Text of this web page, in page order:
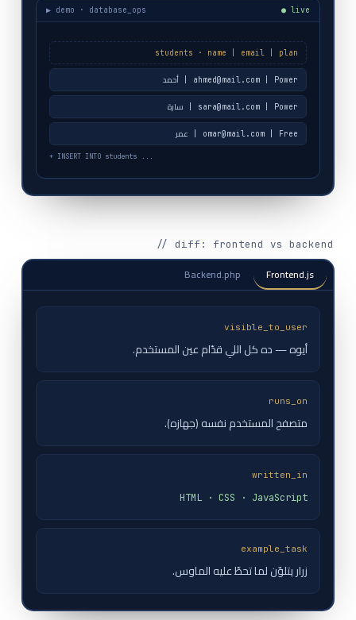
▶ demo · database_ops ● live
students · name | email | plan
أحمد | ahmed@mail.com | Power
سارة | sara@mail.com | Power
عمر | omar@mail.com | Free
// diff: frontend vs backend
Frontend.js
Backend.php
visible_to_user
أيوه — ده كل اللي قدّام عين المستخدم.
runs_on
متصفح المستخدم نفسه (جهازه).
written_in
HTML · CSS · JavaScript
example_task
زرار يتلوّن لما تحطّ عليه الماوس.